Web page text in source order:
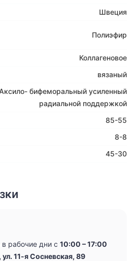
Швеция
Полиэфир
Коллагеновое
вязаный
бифеморальный усиленный
радиальной поддержкой
85-55
8-8
45-30
рабочие дни с 10:00 – 17:00
ул. 11-я Сосневская, 89